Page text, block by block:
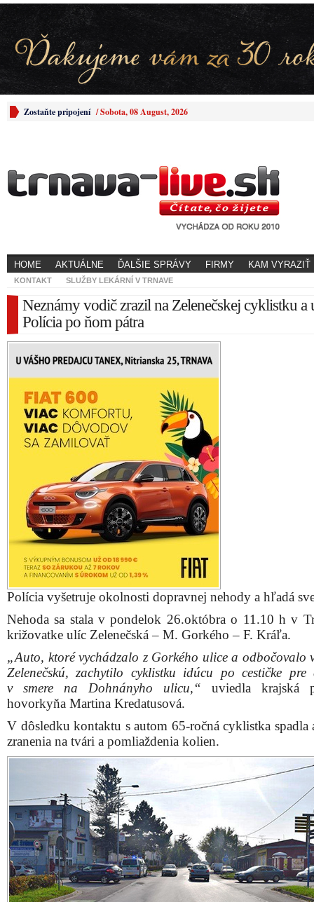
Zostaňte pripojení /Sobota, 08 August, 2026
HOME AKTUÁLNE ĎALŠIE SPRÁVY FIRMY KAM VYRAZIŤ
KONTAKT SLUŽBY LEKÁRNÍ V TRNAVE
Neznámy vodič zrazil na Zelenečskej cyklistku a
Polícia po ňom pátra
Polícia vyšetruje okolnosti dopravnej nehody a hľadá
Nehoda sa stala v pondelok 26.októbra o 11.10 h v
križovatke ulíc Zelenečská – M. Gorkého – F. Kráľa.
„Auto, ktoré vychádzalo z Gorkého ulice a odbočovalo
Zelenečskú, zachytilo cyklistku idúcu po cestičke pre
v smere na Dohnányho ulicu,“ uviedla krajská
hovorkyňa Martina Kredatusová.
V dôsledku kontaktu s autom 65-ročná cyklistka spadla
zranenia na tvári a pomliaždenia kolien.